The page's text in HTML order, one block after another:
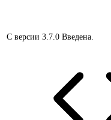
С версии 3.7.0 Введена.